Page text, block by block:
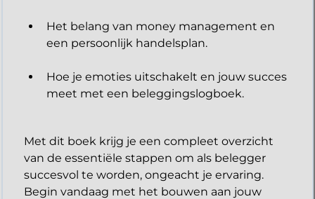
Het belang van money management en
een persoonlijk handelsplan.
Hoe je emoties uitschakelt en jouw succes
meet met een beleggingslogboek.
Met dit boek krijg je een compleet overzicht
van de essentiële stappen om als belegger
succesvol te worden, ongeacht je ervaring.
Begin vandaag met het bouwen aan jouw